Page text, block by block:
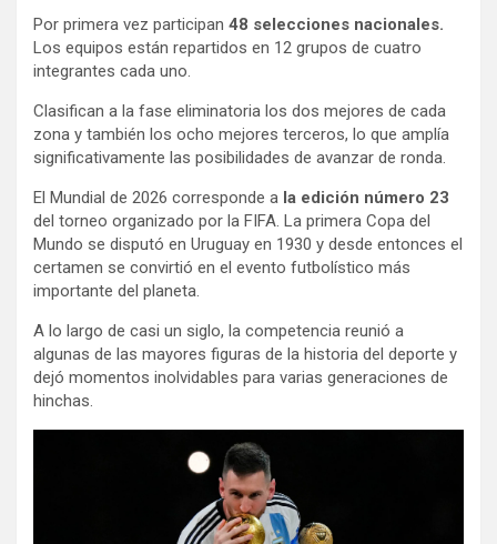
Por primera vez participan 48 selecciones nacionales.
Los equipos están repartidos en 12 grupos de cuatro
integrantes cada uno.
Clasifican a la fase eliminatoria los dos mejores de cada
zona y también los ocho mejores terceros, lo que amplía
significativamente las posibilidades de avanzar de ronda.
El Mundial de 2026 corresponde a la edición número 23
del torneo organizado por la FIFA. La primera Copa del
Mundo se disputó en Uruguay en 1930 y desde entonces el
certamen se convirtió en el evento futbolístico más
importante del planeta.
A lo largo de casi un siglo, la competencia reunió a
algunas de las mayores figuras de la historia del deporte y
dejó momentos inolvidables para varias generaciones de
hinchas.